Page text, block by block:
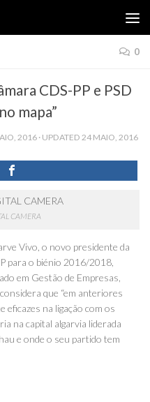
0
CDS-PP e PSD
mapa”
2016· UPDATED 24 MAIO, 2016
CAMERA
Vivo, o novo presidente da
para o biénio 2016/2018,
em Gestão de Empresas,
que “em anteriores
na ligação com os
na capital algarvia liderada
e onde o seu partido tem